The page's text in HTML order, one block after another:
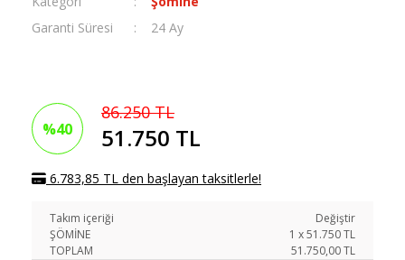
Garanti Süresi
24 Ay
%40
86.250 TL
51.750 TL
6.783,85 TL den başlayan taksitlerle!
Takım içeriği
Değiştir
ŞÖMİNE
1 x51.750TL
TOPLAM
51.750,00 TL